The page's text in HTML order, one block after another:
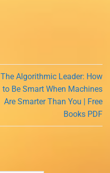
The Algorithmic Leader: How
to Be Smart When Machines
Are Smarter Than You | Free
Books PDF